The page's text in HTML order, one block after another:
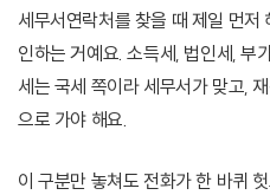
세무서연락처를 찾을 때 제일 먼
인하는 거예요. 소득세, 법인세, 부
세는 국세 쪽이라 세무서가 맞고,
으로 가야 해요.
이 구분만 놓쳐도 전화가 한 바퀴